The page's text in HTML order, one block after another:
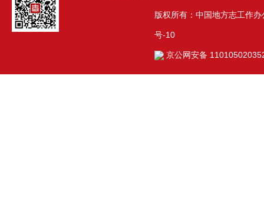
版权所有：中国地方志工
号-10
京公网安备